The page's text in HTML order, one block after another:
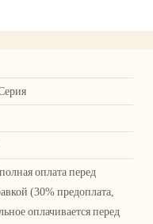
оплата перед
(30% предоплата,
оплачивается перед